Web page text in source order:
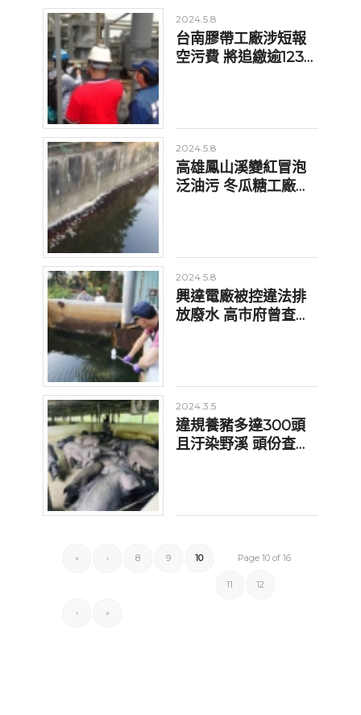
2024.5.8
台南膠帶工廠涉短報
空污費 將追繳逾1238
2024.5.8
高雄鳳山溪變紅冒泡
泛油污 冬瓜糖工廠偷
2024.5.8
興達電廠被控違法排
放廢水 高市府曾查獲
2024.3.5
違規養豬多達300頭
且汙染野溪 頭份查獲
Page 10 of 16
« ‹ 8 9 10
11 12
› »